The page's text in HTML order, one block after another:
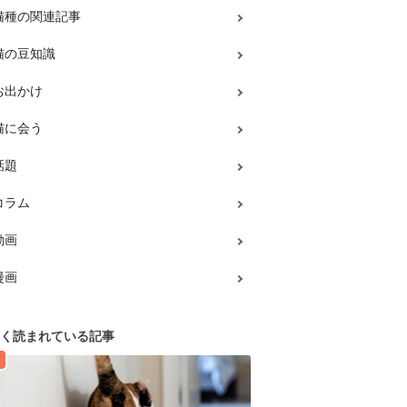
種の関連記事
の豆知識
出かけ
に会う
題
ラム
画
画
読まれている記事